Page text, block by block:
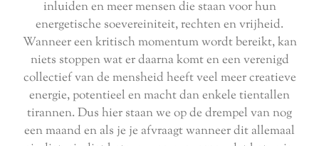
inluiden en meer mensen die staan voor hun
energetische soevereiniteit, rechten en vrijheid.
Wanneer een kritisch momentum wordt bereikt, kan
niets stoppen wat er daarna komt en een verenigd
collectief van de mensheid heeft veel meer creatieve
energie, potentieel en macht dan enkele tientallen
tirannen. Dus hier staan we op de drempel van nog
een maand en als je je afvraagt wanneer dit allemaal